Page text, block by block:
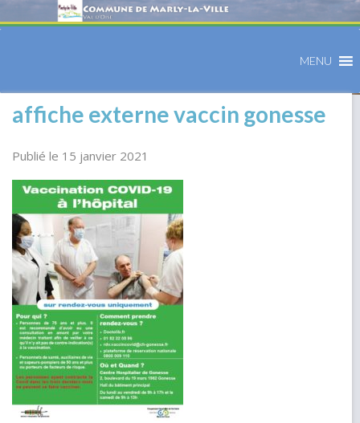
MENU
affiche externe vaccin gonesse
Publié le 15 janvier 2021